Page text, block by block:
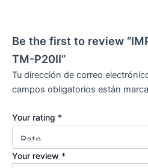
Be the first to review
TM-P20II”
Tu dirección de correo
campos obligatorios están
Your rating *
Your review *